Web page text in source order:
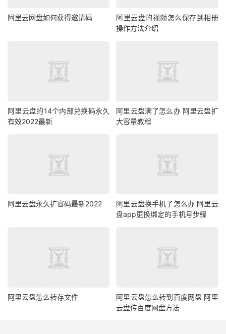
阿里云网盘如何获得邀请码
阿里云盘的视频怎么保存到相册
操作方法介绍
阿里云盘的14个内部兑换码永久
有效2022最新
阿里云盘满了怎么办 阿里云盘扩
大容量教程
阿里云盘永久扩容码最新2022
阿里云盘换手机了怎么办 阿里云
盘app更换绑定的手机号步骤
阿里云盘怎么转存文件
阿里云盘怎么转到百度网盘 阿里
云盘传百度网盘方法